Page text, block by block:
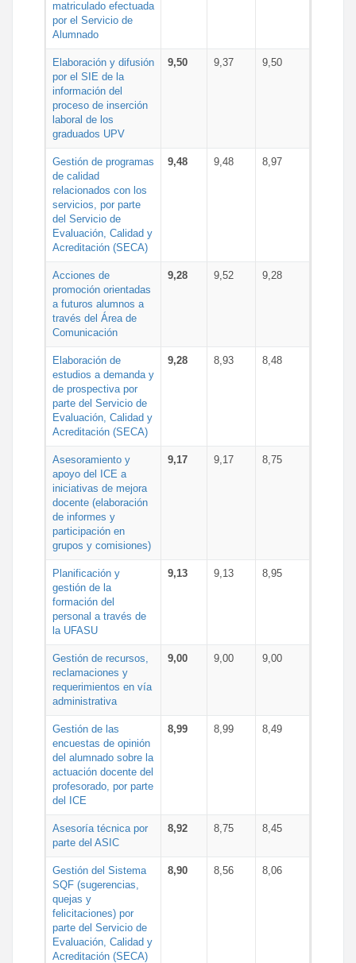
matriculado efectuada
por el Servicio de
Alumnado
Elaboración y difusión
por el SIE de la
información del
proceso de inserción
laboral de los
graduados UPV
9,50 9,37 9,50
Gestión de programas
de calidad
relacionados con los
servicios, por parte
del Servicio de
Evaluación, Calidad y
Acreditación (SECA)
9,48 9,48 8,97
Acciones de
promoción orientadas
a futuros alumnos a
través del Área de
Comunicación
9,28 9,52 9,28
Elaboración de
estudios a demanda y
de prospectiva por
parte del Servicio de
Evaluación, Calidad y
Acreditación (SECA)
9,28 8,93 8,48
Asesoramiento y
apoyo del ICE a
iniciativas de mejora
docente (elaboración
de informes y
participación en
grupos y comisiones)
9,17 9,17 8,75
Planificación y
gestión de la
formación del
personal a través de
la UFASU
9,13 9,13 8,95
Gestión de recursos,
reclamaciones y
requerimientos en vía
administrativa
9,00 9,00 9,00
Gestión de las
encuestas de opinión
del alumnado sobre la
actuación docente del
profesorado, por parte
del ICE
8,99 8,99 8,49
Asesoría técnica por
parte del ASIC
8,92 8,75 8,45
Gestión del Sistema
SQF (sugerencias,
quejas y
felicitaciones) por
parte del Servicio de
Evaluación, Calidad y
Acreditación (SECA)
8,90 8,56 8,06